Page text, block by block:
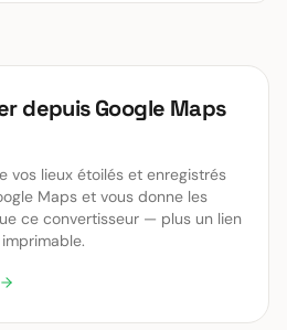
depuis Google Maps
vos lieux étoilés et enregistrés
Maps et vous donne les
ce convertisseur — plus un lien